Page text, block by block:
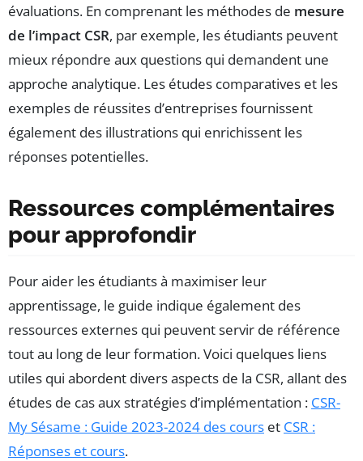
évaluations. En comprenant les méthodes de mesure
de l’impact CSR, par exemple, les étudiants peuvent
mieux répondre aux questions qui demandent une
approche analytique. Les études comparatives et les
exemples de réussites d’entreprises fournissent
également des illustrations qui enrichissent les
réponses potentielles.
Ressources complémentaires
pour approfondir
Pour aider les étudiants à maximiser leur
apprentissage, le guide indique également des
ressources externes qui peuvent servir de référence
tout au long de leur formation. Voici quelques liens
utiles qui abordent divers aspects de la CSR, allant des
études de cas aux stratégies d’implémentation : CSR-
My Sésame : Guide 2023-2024 des cours et CSR :
Réponses et cours.